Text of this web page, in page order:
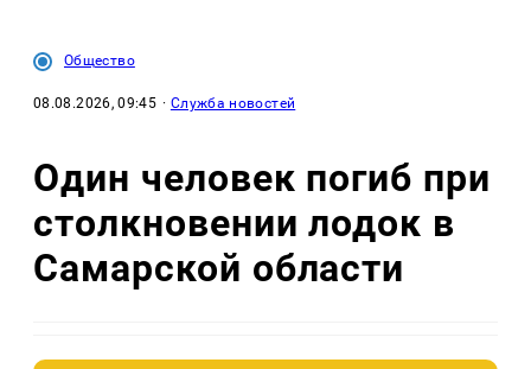
Общество
08.08.2026, 09:45 · Служба новостей
Один человек погиб при
столкновении лодок в
Самарской области